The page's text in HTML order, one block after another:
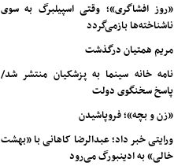
«روز افشاگری»؛ وقتی اسپیلبرگ به سوی
ناشناخته‌ها بازمی‌گردد
مریم همتیان درگذشت
نامه خانه سینما به پزشکیان منتشر شد/
پاسخ سخنگوی دولت
«زن و بچه»؛ فروپاشیدن
ورایتی خبر داد؛ عبدالرضا کاهانی با «بهشت
خالی» به ادینبورگ می‌رود